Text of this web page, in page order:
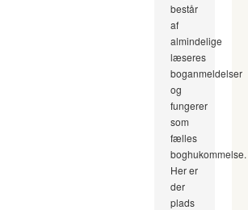
består
af
almindelige
læseres
boganmeldelser
og
fungerer
som
fælles
boghukommelse.
Her er
der
plads